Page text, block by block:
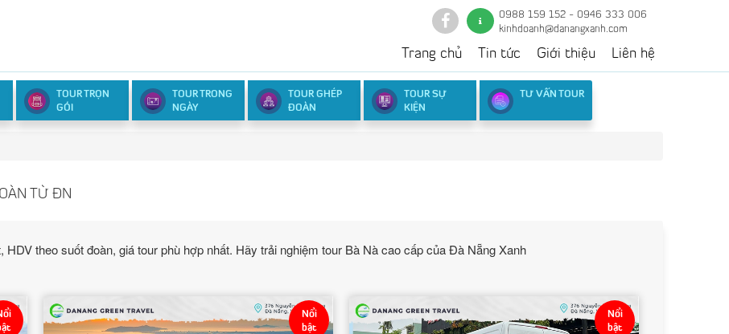
0988 159 152 - 0946 333 006
kinhdoanh@danangxanh.com
Trang chủ Tin tức Giới thiệu Liên hệ
TOUR TRỌN
GÓI
TOUR TRONG
NGÀY
TOUR GHÉP
ĐOÀN
TOUR SỰ
KIỆN
TƯ VẤN TOUR
TỪ ĐN
theo suốt đoàn, giá tour phù hợp nhất. Hãy trải nghiệm tour Bà Nà cao cấp của Đà Nẵng Xanh
Nổi
bật
Nổi
bật